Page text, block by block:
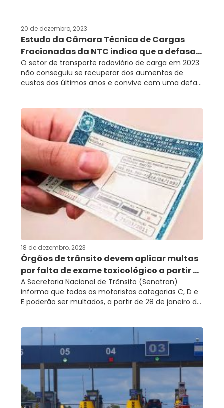
20 de dezembro, 2023
Estudo da Câmara Técnica de Cargas
Fracionadas da NTC indica que a defasa...
O setor de transporte rodoviário de carga em 2023
não conseguiu se recuperar dos aumentos de
custos dos últimos anos e convive com uma defa...
18 de dezembro, 2023
Órgãos de trânsito devem aplicar multas
por falta de exame toxicológico a partir ...
A Secretaria Nacional de Trânsito (Senatran)
informa que todos os motoristas categorias C, D e
E poderão ser multados, a partir de 28 de janeiro d...